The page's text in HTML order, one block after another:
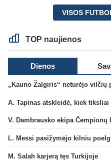
VISOS
TOP naujienos
Dienos
„Kauno Žalgiris“ neturėjo vilčių
M. Salah karjerą tęs Turkijoje